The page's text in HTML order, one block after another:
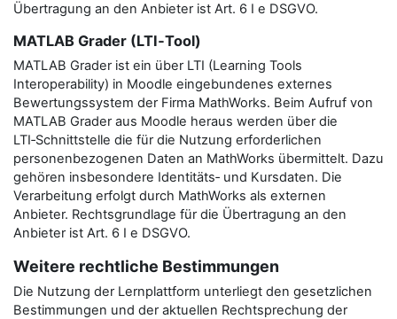
Übertragung an den Anbieter ist Art. 6 I e DSGVO.
MATLAB Grader (LTI‑Tool)
MATLAB Grader ist ein über LTI (Learning Tools
Interoperability) in Moodle eingebundenes externes
Bewertungssystem der Firma MathWorks. Beim Aufruf von
MATLAB Grader aus Moodle heraus werden über die
LTI‑Schnittstelle die für die Nutzung erforderlichen
personenbezogenen Daten an MathWorks übermittelt. Dazu
gehören insbesondere Identitäts‑ und Kursdaten. Die
Verarbeitung erfolgt durch MathWorks als externen
Anbieter. Rechtsgrundlage für die Übertragung an den
Anbieter ist Art. 6 I e DSGVO.
Weitere rechtliche Bestimmungen
Die Nutzung der Lernplattform unterliegt den gesetzlichen
Bestimmungen und der aktuellen Rechtsprechung der